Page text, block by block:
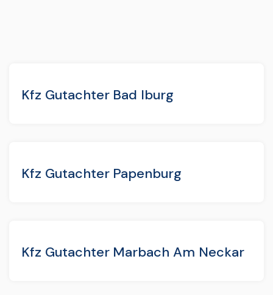
Kfz Gutachter Bad Iburg
Kfz Gutachter Papenburg
Kfz Gutachter Marbach Am Neckar